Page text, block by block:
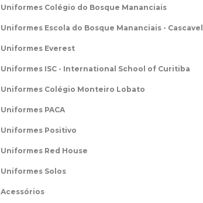
Uniformes Colégio do Bosque Mananciais
Uniformes Escola do Bosque Mananciais - Cascavel
Uniformes Everest
Uniformes ISC - International School of Curitiba
Uniformes Colégio Monteiro Lobato
Uniformes PACA
Uniformes Positivo
Uniformes Red House
Uniformes Solos
Acessórios